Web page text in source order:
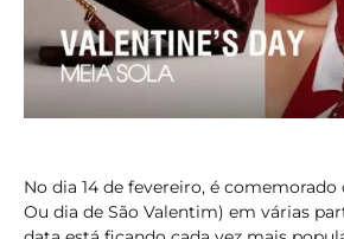
No dia 14 de fevereiro, é comemorado
Ou dia de São Valentim) em várias